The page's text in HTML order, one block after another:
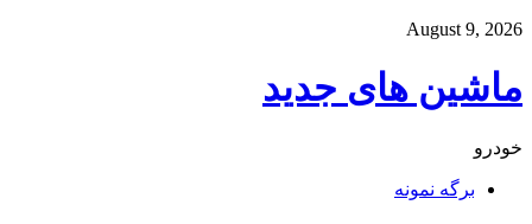
August 9, 2026
ماشین های جدید
خودرو
برگه نمونه